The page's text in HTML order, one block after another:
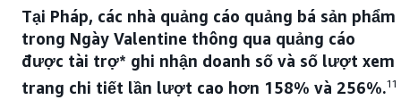
Tại Pháp, các nhà quảng cáo quảng bá sản phẩm
trong Ngày Valentine thông qua quảng cáo
được tài trợ* ghi nhận doanh số và số lượt xem
trang chi tiết lần lượt cao hơn 158% và 256%.11